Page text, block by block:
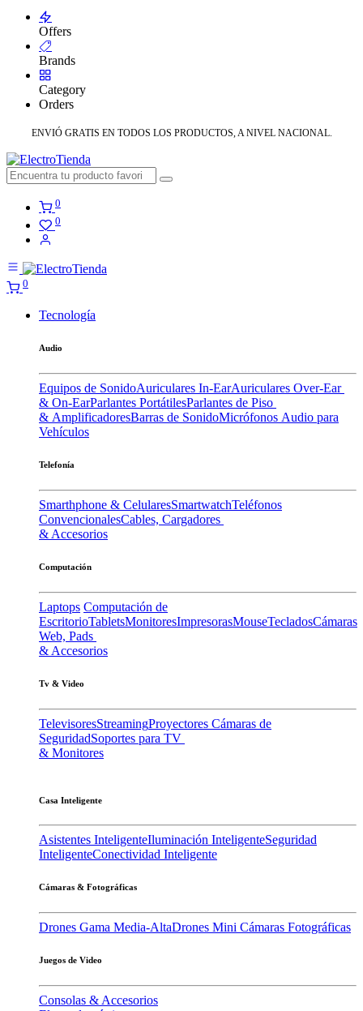
Offers
Brands
Category
Orders
ENVIÓ GRATIS EN TODOS LOS PRODUCTOS, A NIVEL NACIONAL.
0
0
0
Tecnología
Audio
Equipos de SonidoAuriculares In-EarAuriculares Over-Ear
& On-EarParlantes PortátilesParlantes de Piso
& AmplificadoresBarras de SonidoMicrófonos Audio para
Vehículos
Telefonía
Smarthphone & CelularesSmartwatchTeléfonos
ConvencionalesCables, Cargadores
& Accesorios
Computación
Laptops Computación de
EscritorioTabletsMonitoresImpresorasMouseTecladosCámaras
Web, Pads
& Accesorios
Tv & Video
TelevisoresStreamingProyectores Cámaras de
SeguridadSoportes para TV
& Monitores
Casa Inteligente
Asistentes InteligenteIluminación InteligenteSeguridad
InteligenteConectividad Inteligente
Cámaras & Fotográficas
Drones Gama Media-AltaDrones Mini Cámaras Fotográficas
Juegos de Video
Consolas & Accesorios